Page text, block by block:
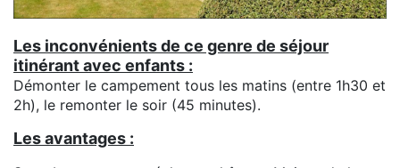
Les inconvénients de ce genre de séjour
itinérant avec enfants :
Démonter le campement tous les matins (entre 1h30 et
2h), le remonter le soir (45 minutes).
Les avantages :